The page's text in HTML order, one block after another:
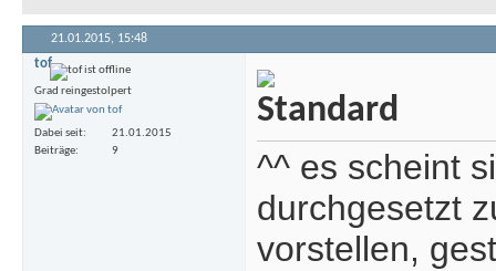
21.01.2015, 15:48
tof
Grad reingestolpert
Dabei seit
21.01.2015
Beiträge
9
^^ es scheint
durchgesetzt
vorstellen,